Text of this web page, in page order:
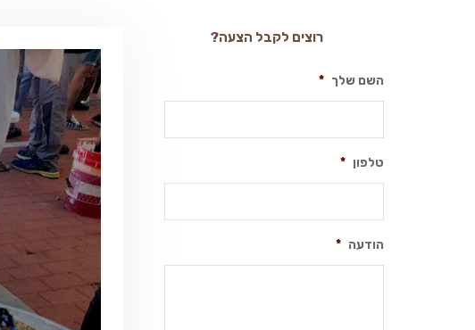
רוצים לקבל הצעה?
השם שלך *
טלפון *
הודעה *